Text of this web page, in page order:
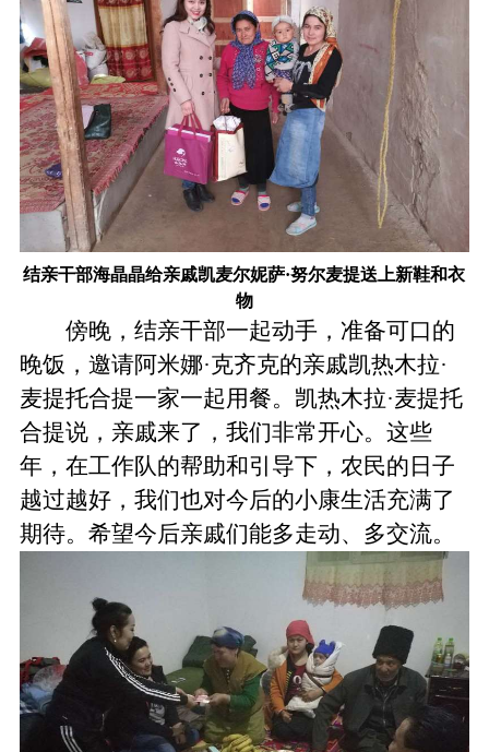
结亲干部海晶晶给亲戚凯麦尔妮萨·努尔麦提送上新鞋和衣
物
傍晚，结亲干部一起动手，准备可口的
晚饭，邀请阿米娜·克齐克的亲戚凯热木拉·
麦提托合提一家一起用餐。凯热木拉·麦提托
合提说，亲戚来了，我们非常开心。这些
年，在工作队的帮助和引导下，农民的日子
越过越好，我们也对今后的小康生活充满了
期待。希望今后亲戚们能多走动、多交流。